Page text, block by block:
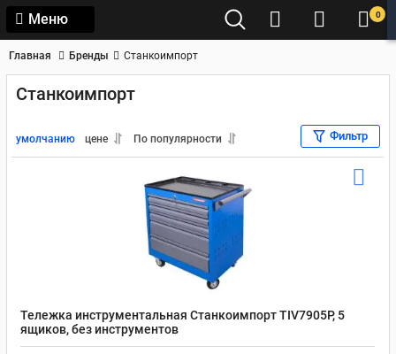
Меню 0
Главная Бренды Станкоимпорт
Станкоимпорт
умолчанию цене По популярности Фильтр
Тележка инструментальная Станкоимпорт TIV7905P, 5
ящиков, без инструментов